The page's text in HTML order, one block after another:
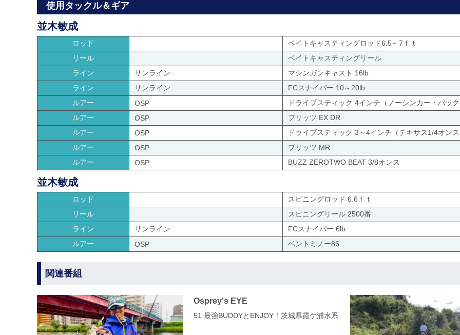
使用タックル＆ギア
並木敏成
ロッド
ベイトキャスティングロッド6.5～7ｆｔ
リール
ベイトキャスティングリール
ライン
サンライン
マシンガンキャスト 16lb
ライン
サンライン
FCスナイパー 10～20lb
ルアー
OSP
ドライブスティック 4インチ（ノーシンカー・バッ
ルアー
OSP
ブリッツ EX DR
ルアー
OSP
ドライブスティック 3～4インチ（テキサス1/4オンス
ルアー
OSP
ブリッツ MR
ルアー
OSP BUZZ ZEROTWO BEAT 3/8オンス
並木敏成
ロッド
スピニングロッド 6.6ｆｔ
リール
スピニングリール 2500番
ライン
サンライン
FCスナイパー 6lb
ルアー
OSP ベントミノー86
関連番組
Osprey's EYE
51 最強BUDDYとENJOY！茨城県霞ケ浦水系